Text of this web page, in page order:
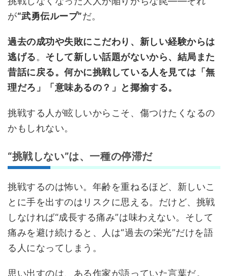
が“武勇伝ループ”だ。
過去の成功や失敗にこだわり、新しい経験からは
逃げる。 そして新しい話題がないから、結局また
昔話に戻る。何かに挑戦している人を見ては「無
理だろ」「意味あるの？」と揶揄する。
挑戦する人が眩しいからこそ、傷つけたくなるの
かもしれない。
“挑戦しない”は、一種の停滞だ
挑戦するのは怖い。年齢を重ねるほど、新しいこ
とに手を出すのはリスクに思える。だけど、挑戦
しなければ“成長する痛み”は味わえない。そして
痛みを避け続けると、人は“過去の栄光”だけを語
る人になってしまう。
思い出すのは、ある作家が語っていた言葉だ。